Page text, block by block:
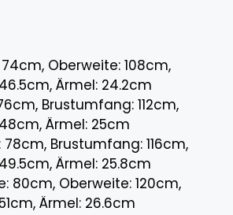
74cm, Oberweite: 108cm,
Ärmel: 24.2cm
Brustumfang: 112cm,
Ärmel: 25cm
78cm, Brustumfang: 116cm,
Ärmel: 25.8cm
80cm, Oberweite: 120cm,
Ärmel: 26.6cm